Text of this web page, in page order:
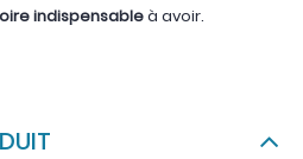
indispensableà avoir.